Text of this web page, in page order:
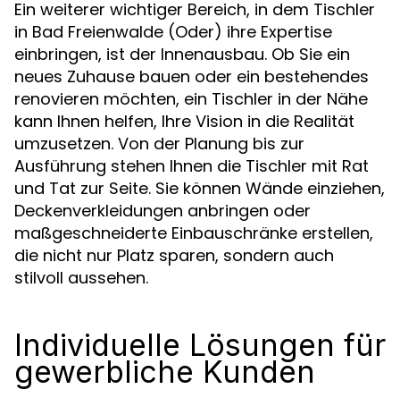
Ein weiterer wichtiger Bereich, in dem Tischler
in Bad Freienwalde (Oder) ihre Expertise
einbringen, ist der Innenausbau. Ob Sie ein
neues Zuhause bauen oder ein bestehendes
renovieren möchten, ein Tischler in der Nähe
kann Ihnen helfen, Ihre Vision in die Realität
umzusetzen. Von der Planung bis zur
Ausführung stehen Ihnen die Tischler mit Rat
und Tat zur Seite. Sie können Wände einziehen,
Deckenverkleidungen anbringen oder
maßgeschneiderte Einbauschränke erstellen,
die nicht nur Platz sparen, sondern auch
stilvoll aussehen.
Individuelle Lösungen für
gewerbliche Kunden